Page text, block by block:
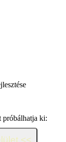
próbálhatja ki: